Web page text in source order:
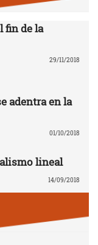
fin de la
29/11/2018
adentra en la
01/10/2018
lineal
14/09/2018